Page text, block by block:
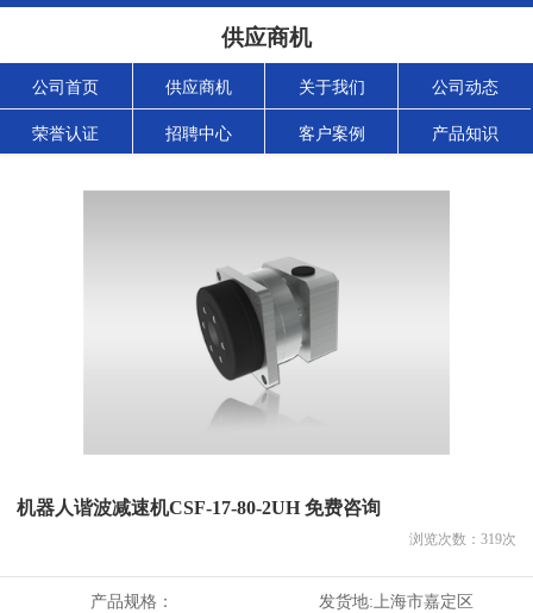
供应商机
公司首页 供应商机 关于我们 公司动态
荣誉认证 招聘中心 客户案例 产品知识
机器人谐波减速机CSF-17-80-2UH 免费咨询
浏览次数： 319次
产品规格： 发货地: 上海市嘉定区